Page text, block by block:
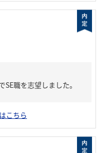
職を志望しました。
こちら